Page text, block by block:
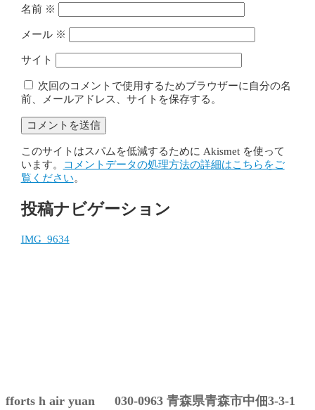
名前 ※
メール ※
サイト
次回のコメントで使用するためブラウザーに自分の名
前、メールアドレス、サイトを保存する。
このサイトはスパムを低減するために Akismet を使って
います。
コメントデータの処理方法の詳細はこちらをご
覧ください。
投稿ナビゲーション
IMG_9634
fforts h air yuan 030-0963 青森県青森市中佃3-3-1